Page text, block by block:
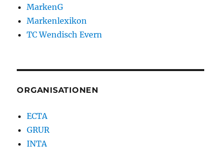
MarkenG
Markenlexikon
TC Wendisch Evern
ORGANISATIONEN
ECTA
GRUR
INTA